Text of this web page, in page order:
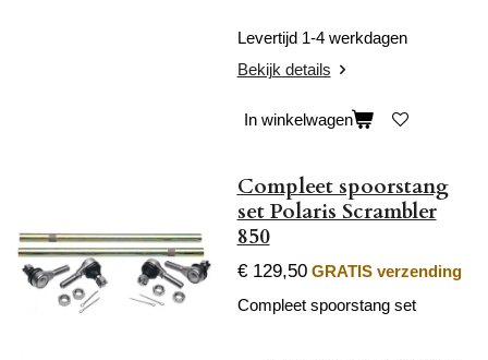
Levertijd 1-4 werkdagen
Bekijk details
In winkelwagen
Compleet spoorstang
set Polaris Scrambler
850
€ 129,50 GRATIS verzending
Compleet spoorstang set